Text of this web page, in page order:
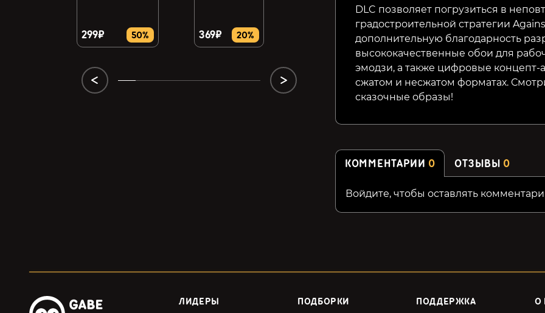
299₽ 50% 369₽ 20% 23% 799₽
DLC позволяет погрузиться в
градостроительной стратегии
дополнительную благодарность
высококачественные обои для
эмодзи, а также цифровые концепт-
сжатом и несжатом форматах.
сказочные образы!
КОММЕНТАРИИ 0 ОТЗЫВЫ 0
Войдите, чтобы оставлять
ЛИДЕРЫ ПОДБОРКИ ПОДДЕРЖКА О